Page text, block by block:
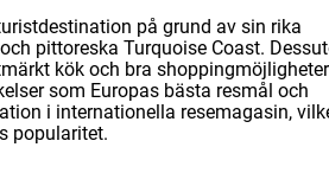
på grund av sin rika
pittoreska Turquoise Coast.
kök och bra
som Europas bästa resmål och
i internationella resemagasin,
popularitet.